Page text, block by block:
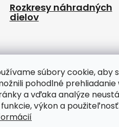
súbory cookie, aby
pohodlné prehliadanie
a vďaka analýze
funkcie, výkon a použiteľnosť.
Rozkresy náhradných
dielov